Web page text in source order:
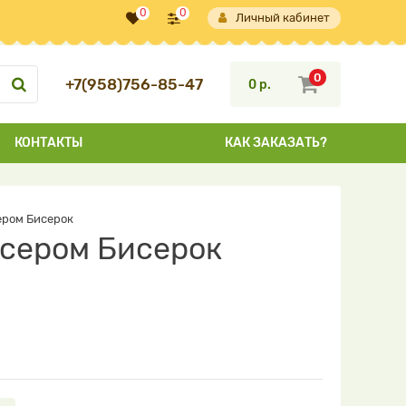
0 0 Личный кабинет
+7(958)756-85-47 0
0 р.
КОНТАКТЫ КАК ЗАКАЗАТЬ?
Бисерок
Бисерок